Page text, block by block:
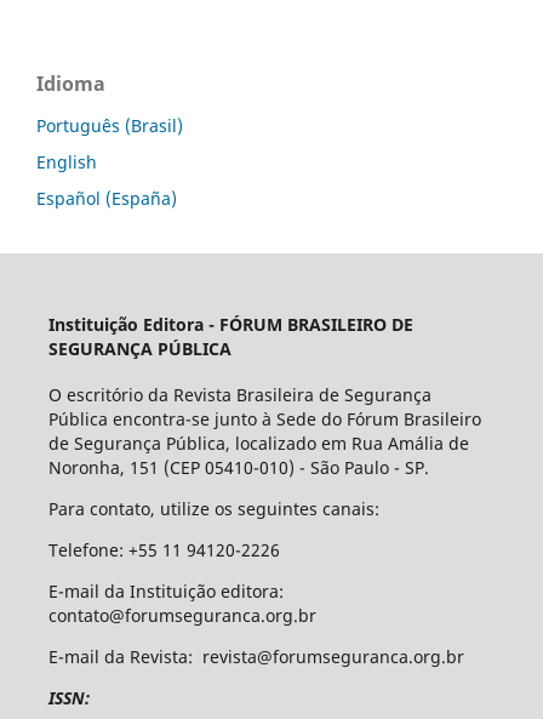
Idioma
Português (Brasil)
English
Español (España)
Instituição Editora - FÓRUM BRASILEIRO DE
SEGURANÇA PÚBLICA
O escritório da Revista Brasileira de Segurança
Pública encontra-se junto à Sede do Fórum Brasileiro
de Segurança Pública, localizado em Rua Amália de
Noronha, 151 (CEP 05410-010) - São Paulo - SP.
Para contato, utilize os seguintes canais:
Telefone: +55 11 94120-2226
E-mail da Instituição editora:
contato@forumseguranca.org.br
E-mail da Revista: revista@forumseguranca.org.br
ISSN: